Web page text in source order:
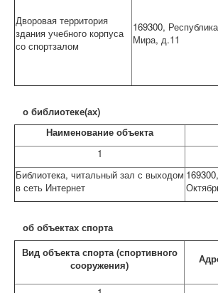
Дворовая территория
здания учебного корпуса
со спортзалом
169300,
Мира, д.11
о библиотеке(ах)
Наименование объекта
1
Библиотека, читальный зал с выходом
в сеть Интернет
об объектах спорта
Вид объекта спорта (спортивного
сооружения)